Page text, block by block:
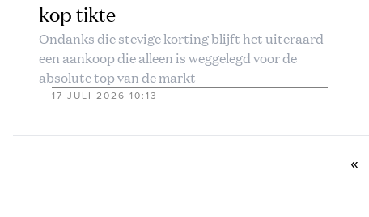
kop tikte
Ondanks die stevige korting blijft het uiteraard
een aankoop die alleen is weggelegd voor de
absolute top van de markt
17 JULI 2026 10:13
«